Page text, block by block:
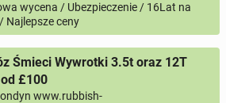
wycena / Ubezpieczenie / 16Lat na
Najlepsze ceny
Śmieci Wywrotki 3.5t oraz 12T
£100
www.rubbish-